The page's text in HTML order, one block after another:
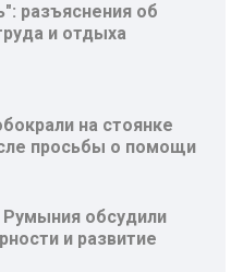
разъяснения об
и отдыха
на стоянке
просьбы о помощи
обсудили
и развитие